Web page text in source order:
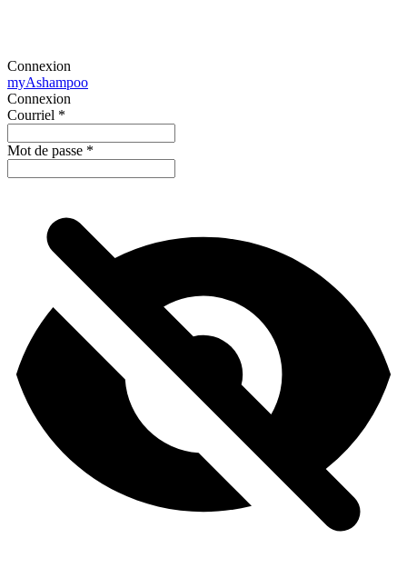
Connexion
myAshampoo
Connexion
Courriel *
Mot de passe *